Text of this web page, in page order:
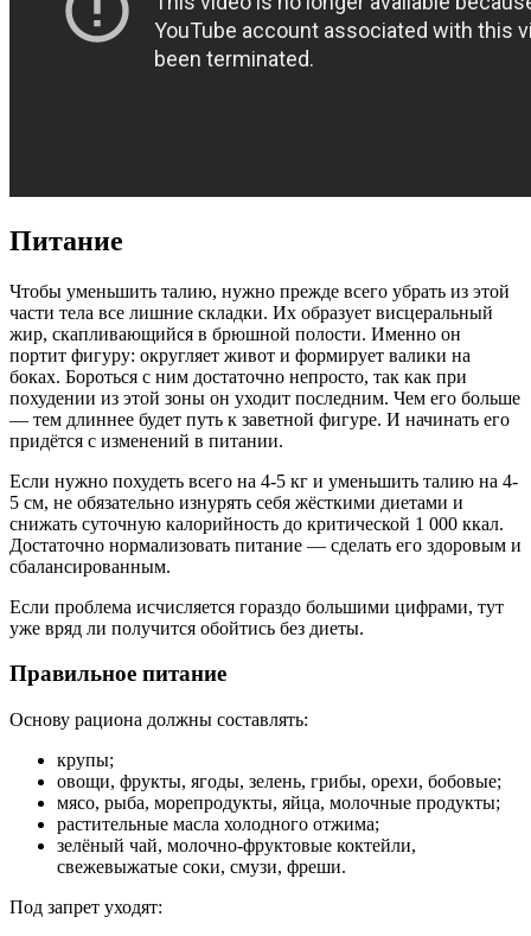
Питание
Чтобы уменьшить талию, нужно прежде всего убрать из этой
части тела все лишние складки. Их образует висцеральный
жир, скапливающийся в брюшной полости. Именно он
портит фигуру: округляет живот и формирует валики на
боках. Бороться с ним достаточно непросто, так как при
похудении из этой зоны он уходит последним. Чем его больше
— тем длиннее будет путь к заветной фигуре. И начинать его
придётся с изменений в питании.
Если нужно похудеть всего на 4-5 кг и уменьшить талию на 4-
5 см, не обязательно изнурять себя жёсткими диетами и
снижать суточную калорийность до критической 1 000 ккал.
Достаточно нормализовать питание — сделать его здоровым и
сбалансированным.
Если проблема исчисляется гораздо большими цифрами, тут
уже вряд ли получится обойтись без диеты.
Правильное питание
Основу рациона должны составлять:
крупы;
овощи, фрукты, ягоды, зелень, грибы, орехи, бобовые;
мясо, рыба, морепродукты, яйца, молочные продукты;
растительные масла холодного отжима;
зелёный чай, молочно-фруктовые коктейли,
свежевыжатые соки, смузи, фреши.
Под запрет уходят: